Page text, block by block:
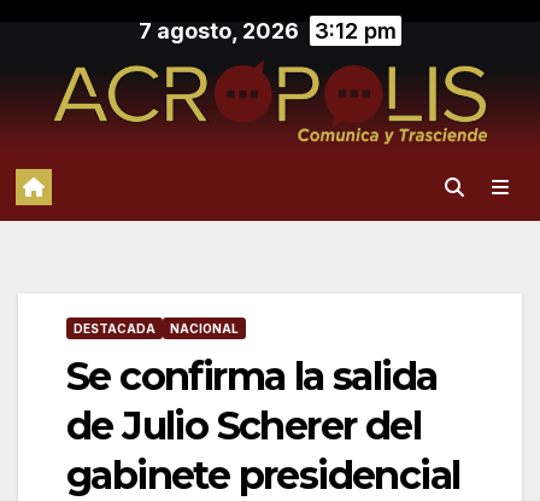
contenido
7 agosto, 2026 3:12 pm
DESTACADA NACIONAL
Se confirma la salida
de Julio Scherer del
gabinete presidencial